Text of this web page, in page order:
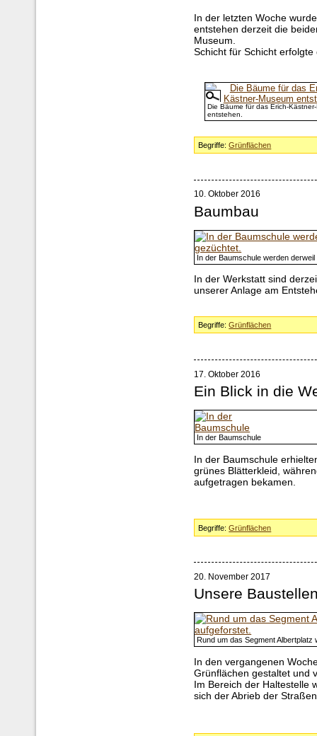
In der letzten Woche
entstehen derzeit die
Museum.
Schicht für Schicht
Die Bäume für das Erich-
entstehen.
Begriffe:Grünflächen
10. Oktober 2016
Baumbau
In der Baumschule werden
In der Werkstatt sind
unserer Anlage am
Begriffe:Grünflächen
17. Oktober 2016
Ein Blick in die
In der Baumschule
In der Baumschule
grünes Blätterkleid,
aufgetragen bekamen.
Begriffe:Grünflächen
20. November 2017
Unsere
Rund um das Segment Albertplatz
In den vergangenen
Grünflächen gestaltet und
Im Bereich der Haltestelle
sich der Abrieb der